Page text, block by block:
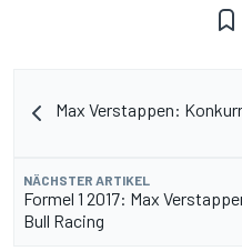
Max Verstappen:
NÄCHSTER ARTIKEL
Formel 1 2017: Max
Bull Racing